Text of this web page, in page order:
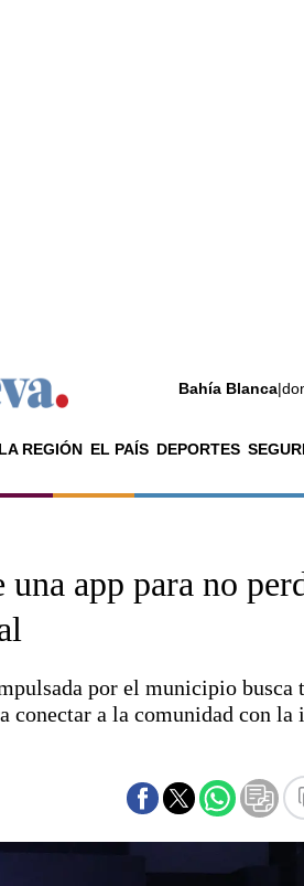
Bahía Blanca|
LA REGIÓN EL PAÍS DEPORTES
La ciudad
El país
Escenario Olímpico
Fútbol
Federal A
app para no
por el municipio busca
conectar a la comunidad con la